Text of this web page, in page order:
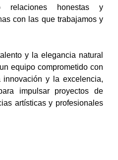
relaciones honestas y
con las que trabajamos y
y la elegancia natural
equipo comprometido con
innovación y la excelencia,
impulsar proyectos de
artísticas y profesionales